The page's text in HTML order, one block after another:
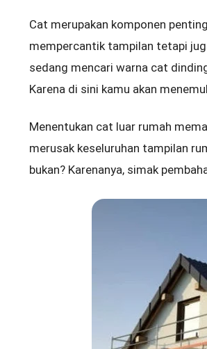
Cat merupakan komponen
mempercantik tampilan tetapi
sedang mencari warna cat
Karena di sini kamu akan
Menentukan cat luar rumah
merusak keseluruhan tampilan
bukan? Karenanya, simak